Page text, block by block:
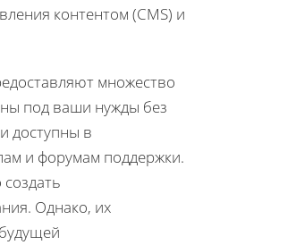
контентом (CMS) и
множество
под ваши нужды без
доступны в
и форумам поддержки.
Однако, их